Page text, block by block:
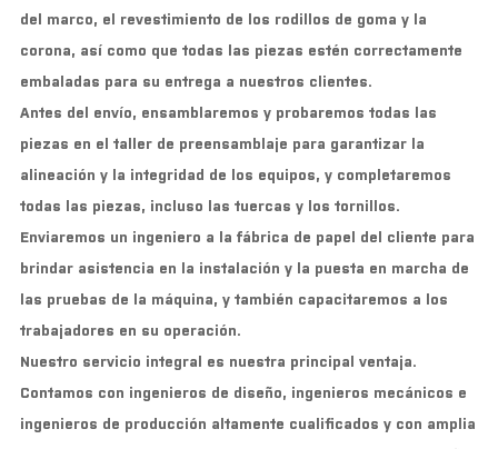
del marco, el revestimiento de los rodillos de goma y la
corona, así como que todas las piezas estén correctamente
embaladas para su entrega a nuestros clientes.
Antes del envío, ensamblaremos y probaremos todas las
piezas en el taller de preensamblaje para garantizar la
alineación y la integridad de los equipos, y completaremos
todas las piezas, incluso las tuercas y los tornillos.
Enviaremos un ingeniero a la fábrica de papel del cliente para
brindar asistencia en la instalación y la puesta en marcha de
las pruebas de la máquina, y también capacitaremos a los
trabajadores en su operación.
Nuestro servicio integral es nuestra principal ventaja.
Contamos con ingenieros de diseño, ingenieros mecánicos e
ingenieros de producción altamente cualificados y con amplia